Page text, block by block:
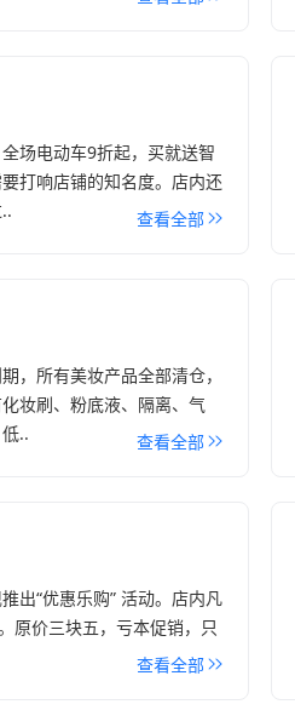
场电动车9折起，买就送智
打响店铺的知名度。店内还
查看全部
，所有美妆产品全部清仓，
妆刷、粉底液、隔离、气
..
查看全部
出“优惠乐购” 活动。店内凡
原价三块五，亏本促销，只
查看全部